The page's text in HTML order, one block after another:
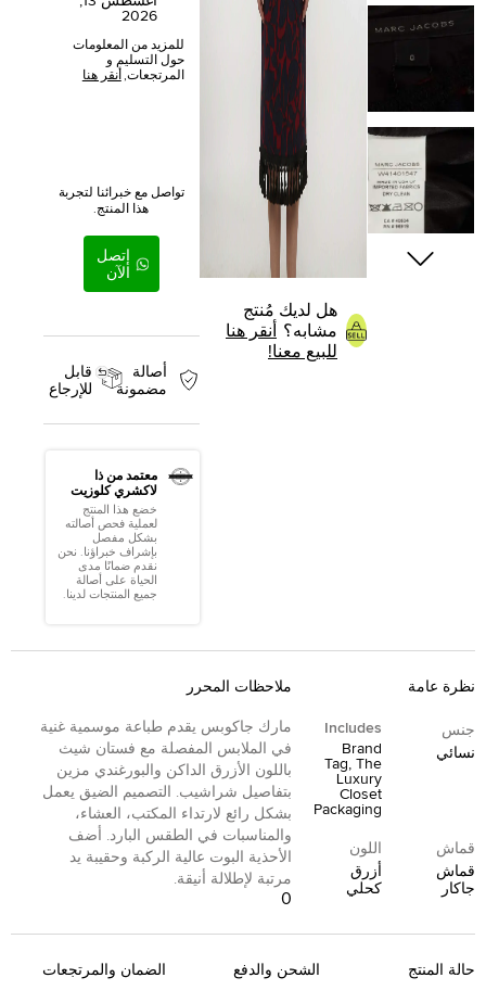
هل لديك مُنتج
مشابه؟
أنقر هنا
للبيع معنا!
2026
للمزيد من المعلومات
حول التسليم و
المرتجعات, أنقر هنا
تواصل مع خبرائنا لتجربة
هذا المنتج.
إتصل
الآن
أصالة
مضمونة
قابل
للإرجاع
معتمد من ذا
لاكشري كلوزيت
خضع هذا المنتج
لعملية فحص أصالته
بشكل مفصل
بإشراف خبراؤنا. نحن
نقدم ضمانًا مدى
الحياة على أصالة
جميع المنتجات لدينا.
نظرة عامة
جنس
نسائي
Includes
Brand
Tag, The
Luxury
Closet
Packaging
قماش
قماش
جاكار
اللون
أزرق
كحلي
ملاحظات المحرر
مارك جاكوبس يقدم طباعة موسمية غنية
في الملابس المفصلة مع فستان شيث
باللون الأزرق الداكن والبورغندي مزين
بتفاصيل شراشيب. التصميم الضيق يعمل
بشكل رائع لارتداء المكتب، العشاء،
والمناسبات في الطقس البارد. أضف
الأحذية البوت عالية الركبة وحقيبة يد
مرتبة لإطلالة أنيقة.
0
حالة المنتج الشحن والدفع الضمان والمرتجعات